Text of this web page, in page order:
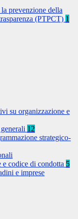
prevenzione della
(PTPCT) 1
su organizzazione e
12
strategico-
codice di condotta 5
e imprese